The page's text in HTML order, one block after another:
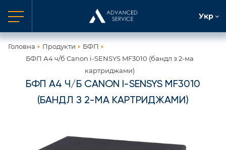
Укр
Головна Продукти
БФП
БФП А4 ч/б Canon i-SENSYS MF3010 (бандл з 2-ма
картриджами)
БФП А4 Ч/Б CANON I-SENSYS MF3010
(БАНДЛ З 2-МА КАРТРИДЖАМИ)